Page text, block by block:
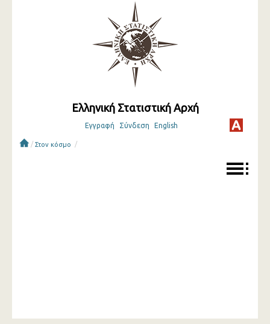
Ελληνική Στατιστική Αρχή
Εγγραφή Σύνδεση English
/ Στον κόσμο /